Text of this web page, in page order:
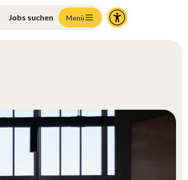
Jobs suchen Menü